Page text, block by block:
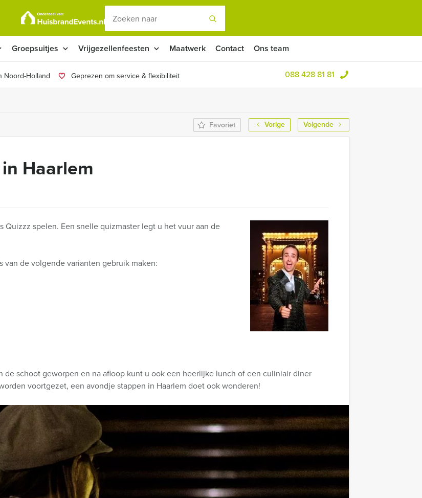
Groepsuitjes Vrijgezellenfeesten Maatwerk Contact Ons team
Noord-Holland Geprezen om service & flexibiliteit 088 428 81 81
Vorige
Volgende
Favoriet
Haarlem
spelen. Een snelle quizmaster legt u het vuur aan de
de volgende varianten gebruik maken:
schoot geworpen en na afloop kunt u ook een heerlijke lunch of een culiniair diner
voortgezet, een avondje stappen in Haarlem doet ook wonderen!